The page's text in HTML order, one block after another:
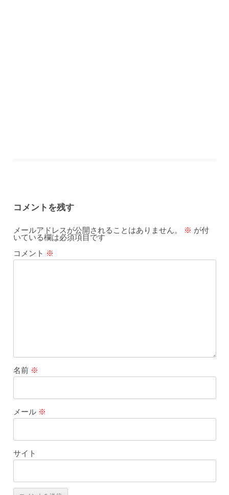
コメントを残す
メールアドレスが公開されることはありません。 ※ が付
いている欄は必須項目です
コメント ※
名前 ※
メール ※
サイト